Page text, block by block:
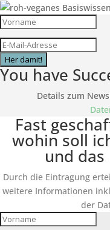
Her damit!
You have
Details zum
Fast
wohin soll
und das
Durch die Eintragung
weitere Informationen
der